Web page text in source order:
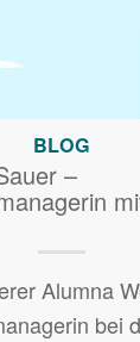
BLOG
–
Alumna
bei